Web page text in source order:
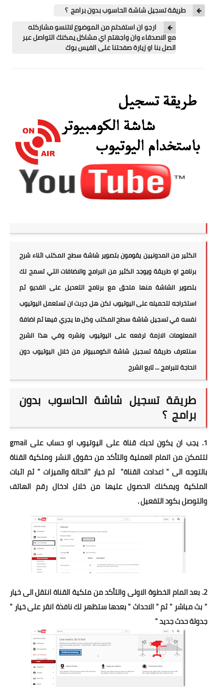
العاب
تطبيقات
العملات الرقمية
طريقة تسجيل شاشة الحاسوب بدون برامج ؟
ارجو ان استفدتم من الموضوع لاتنسو مشاركته
مع الاصدقاء وان واجهتم اي مشاكل يمكنك التواصل عبر
اتصل بنا او زيارة صفحتنا على الفيس بوك
الكثير من المدونيين يقومون بتصوير شاشة سطح المكتب اثناء شرح
برنامج او طريقة ويوجد الكثير من البرامج والاضافات التي تسمح لك
بتصوير الشاشة منها ملحق مع برنامج التعديل على الفديو ثم
استخراجه لتحميله على اليوتيوب لكن هل جربت ان تستعمل اليوتيوب
نفسه في تسجيل شاشة سطح المكتب وكل ما يجري فيها ثم اضافة
المعلومات الازمة لرفعه على اليوتيوب ونشره وفي هذا الشرح
سنتعرف طريقة تسجيل شاشة الكومبيوتر من خلال اليوتيوب دون
الحاجة للبرامج ... تابع الشرح
طريقة تسجيل شاشة الحاسوب بدون
برامج ؟
1. يجب ان يكون لديك قناة على اليوتيوب او حساب على gmail
لتتمكن من اتمام العملية والتأكد من حقوق النشر وملكية القناة
بالتوجه الى " اعدادت القناة" ثم خيار "الحالة والميزات " ثم اثبات
الملكية ويمكنك الحصول عليها من خلال ادخال رقم الهاتف
والتوصل بكود التفعيل .
2. بعد اتمام الخطوة الاولى والتأكد من ملكية القناة انتقل الى خيار
" بث مباشر " ثم " الاحداث " بعدها ستظهر لك نافذة انقر على خيار "
جدولة حدث جديد "